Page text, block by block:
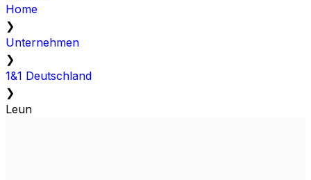
Home
❯
Unternehmen
❯
1&1 Deutschland
❯
Leun